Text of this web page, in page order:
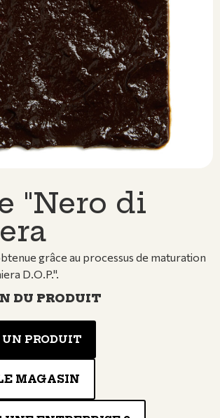
"Nero di
grâce au processus de maturation
D.O.P.".
DU PRODUIT
PRODUIT
MAGASIN